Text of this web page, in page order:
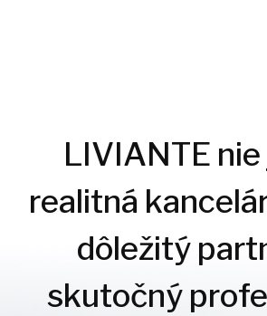
LIVIANTE nie
realitná
dôležitý
skutočný